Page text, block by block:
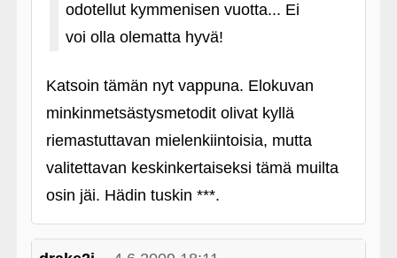
odotellut kymmenisen vuotta... Ei
voi olla olematta hyvä!
Katsoin tämän nyt vappuna. Elokuvan
minkinmetsästysmetodit olivat kyllä
riemastuttavan mielenkiintoisia, mutta
valitettavan keskinkertaiseksi tämä muilta
osin jäi. Hädin tuskin ***.